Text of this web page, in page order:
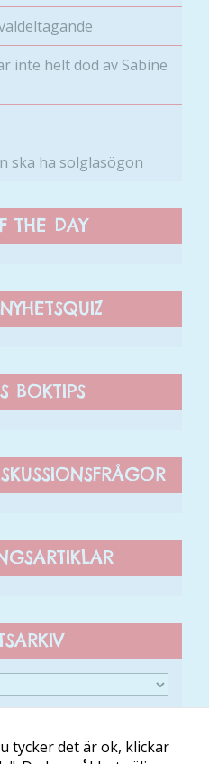
inte helt död av Sabine
ska ha solglasögon
THE DAY
BOKTIPS
tycker det är ok, klickar
förbättra
hemsidans
funktionalitet
och
Upplevelse
För att vår
bra som
möjligt
du nekar de
här kakorna
kommer viss
att försvinna
från
hemsidan.
Marknadsföring
Genom att dela
beteende när du
surfar ökar du
chansen att få se
personligt